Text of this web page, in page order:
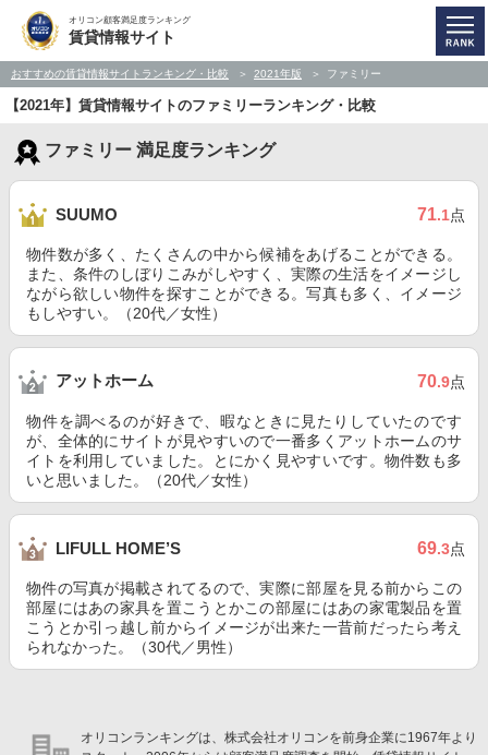
オリコン顧客満足度ランキング
賃貸情報サイト
おすすめの賃貸情報サイトランキング・比較 2021年版 ファミリー
【2021年】賃貸情報サイトのファミリーランキング・比較
ファミリー 満足度ランキング
SUUMO 71.1点
物件数が多く、たくさんの中から候補をあげることができる。
また、条件のしぼりこみがしやすく、実際の生活をイメージし
ながら欲しい物件を探すことができる。写真も多く、イメージ
もしやすい。（20代／女性）
アットホーム 70.9点
物件を調べるのが好きで、暇なときに見たりしていたのです
が、全体的にサイトが見やすいので一番多くアットホームのサ
イトを利用していました。とにかく見やすいです。物件数も多
いと思いました。（20代／女性）
LIFULL HOME’S 69.3点
物件の写真が掲載されてるので、実際に部屋を見る前からこの
部屋にはあの家具を置こうとかこの部屋にはあの家電製品を置
こうとか引っ越し前からイメージが出来た一昔前だったら考え
られなかった。（30代／男性）
オリコンランキングは、株式会社オリコンを前身企業に1967年より